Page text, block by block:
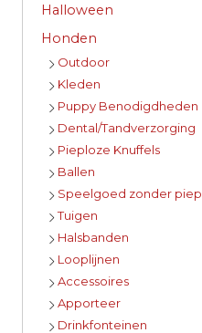
Halloween
Honden
Outdoor
Kleden
Puppy Benodigdheden
Dental/Tandverzorging
Pieploze Knuffels
Ballen
Speelgoed zonder piep
Tuigen
Halsbanden
Looplijnen
Accessoires
Apporteer
Drinkfonteinen